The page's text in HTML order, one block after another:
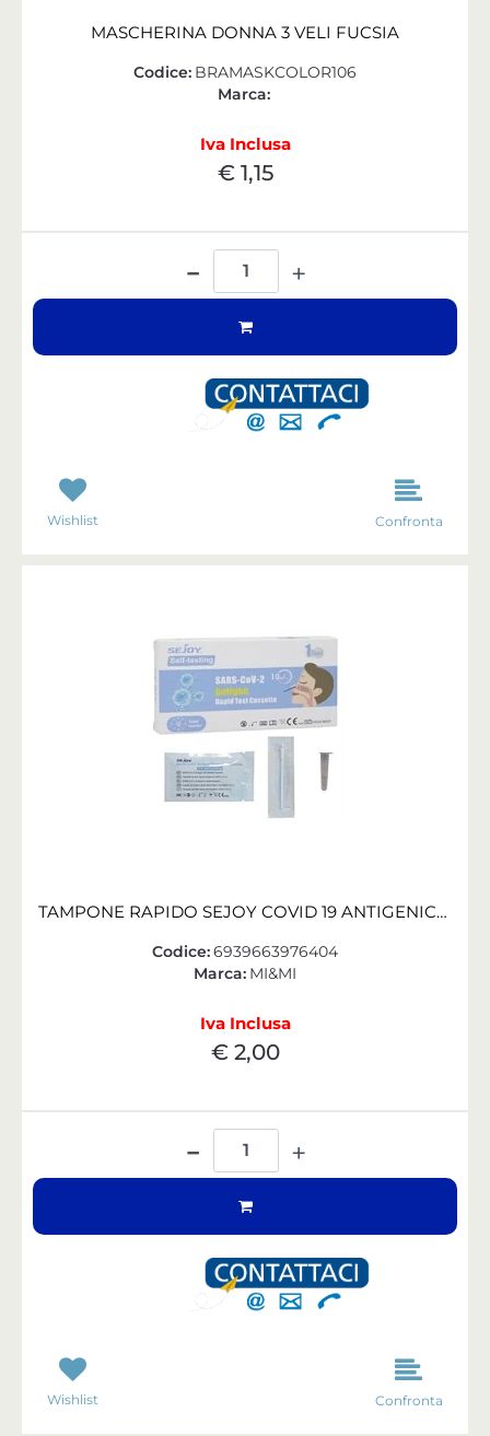
MASCHERINA DONNA 3 VELI FUCSIA
Codice: BRAMASKCOLOR106
Marca:
Iva Inclusa
€ 1,15
Quantità
Wishlist Confronta
TAMPONE RAPIDO SEJOY COVID 19 ANTIGENICO CLUNGENE RINOFARINGEO
Codice:6939663976404
Marca: MI&MI
Iva Inclusa
€ 2,00
Quantità
Wishlist Confronta